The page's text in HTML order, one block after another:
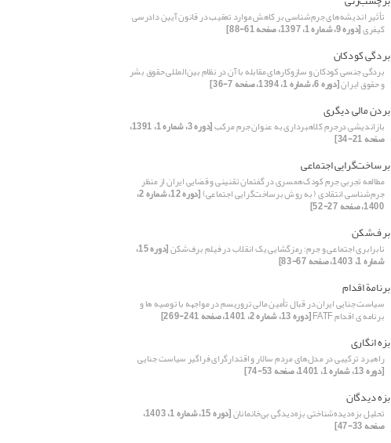
تأثیر اندیشه‌های جرم‌شناسی بر کاهش موارد تعقیب در قانون آیین دادرسی
کیفری[دوره 9، شماره 1، 1397، صفحه 61-88]
بردگی کودکان
بردگی جنسی کودکان و سازوکارهای مقابله با آن در نظام بین‌المللی حقوق بشر
و حقوق ایران[دوره 6، شماره 1، 1394، صفحه 7-36]
بردن مالی دیگری
بازاندیشی درجرم کلاهبرداری به عنوان جرم مرکب [دوره 3، شماره 1، 1391،
صفحه 21-34]
برساخت‌گرایی اجتماعی
مطالعه تجربی جرم کودک‌همسری در گفتمان تقنینی و قضایی ایران از منظر
جرم‌شناسی انتقادی ( به روش برساخت‌گرایی اجتماعی) [دوره 12، شماره 2،
1400، صفحه 27-52]
برف‌شکن
نابرابری اجتماعی و جرم: رمزگشایی یک انقلاب در فیلم برف‌شکن [دوره 15،
شماره 1، 1403، صفحه 67-83]
برنامة اقدام
سیاست جنایی ایران در قبال تأمین مالی تروریسم در مواجهه با توصیه ها و
برنامه ی اقدام FATF [دوره 13، شماره 2، 1401، صفحه 241-269]
بزه انگاری
راهبرد ترکیبی در مدل‌های مردم سالار و اقتدارگرای فراگیر سیاست جنایی
[دوره 13، شماره 1، 1401، صفحه 53-74]
بزه دیدگان
تحلیل بزه‌دیده‌شناختی بزه‌دیدگی بی‌خانمانان [دوره 15، شماره 1، 1403،
صفحه 33-47]